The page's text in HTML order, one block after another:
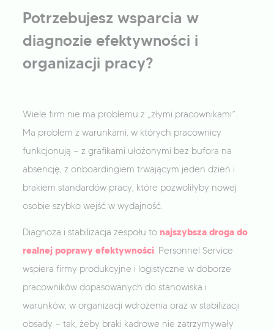
Potrzebujesz wsparcia w
diagnozie efektywności i
organizacji pracy?
Wiele firm nie ma problemu z „złymi pracownikami”.
Ma problem z warunkami, w których pracownicy
funkcjonują — z grafikami ułożonymi bez bufora na
absencję, z onboardingiem trwającym jeden dzień i
brakiem standardów pracy, które pozwoliłyby nowej
osobie szybko wejść w wydajność.
Diagnoza i stabilizacja zespołu to najszybsza droga do
realnej poprawy efektywności. Personnel Service
wspiera firmy produkcyjne i logistyczne w doborze
pracowników dopasowanych do stanowiska i
warunków, w organizacji wdrożenia oraz w stabilizacji
obsady — tak, żeby braki kadrowe nie zatrzymywały